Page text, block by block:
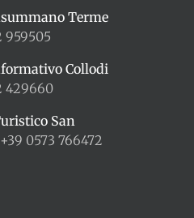
Terme
959505
Collodi
429660
San
+39 0573 766472